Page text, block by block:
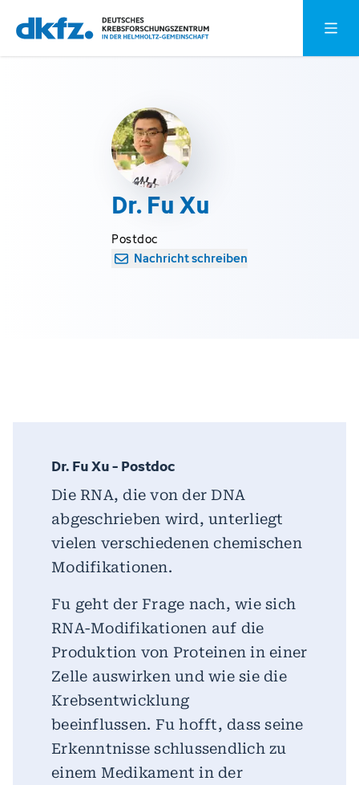
Zum
Hauptinhalt
springen
Zur
Fußzeile
springen
Dr. Fu Xu
Postdoc
Nachricht schreiben
Dr. Fu Xu - Postdoc
Die RNA, die von der DNA
abgeschrieben wird, unterliegt
vielen verschiedenen chemischen
Modifikationen.
Fu geht der Frage nach, wie sich
RNA-Modifikationen auf die
Produktion von Proteinen in einer
Zelle auswirken und wie sie die
Krebsentwicklung
beeinflussen. Fu hofft, dass seine
Erkenntnisse schlussendlich zu
einem Medikament in der